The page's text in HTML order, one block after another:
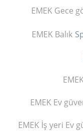
EMEK Gece
EMEK Balık
EMEK Ev
EMEK İş yeri Ev